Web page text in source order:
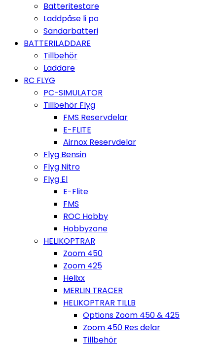
Batteritestare
Laddpåse li po
Sändarbatteri
BATTERILADDARE
Tillbehör
Laddare
RC FLYG
PC-SIMULATOR
Tillbehör Flyg
FMS Reservdelar
E-FLITE
Airnox Reservdelar
Flyg Bensin
Flyg Nitro
Flyg El
E-Flite
FMS
ROC Hobby
Hobbyzone
HELIKOPTRAR
Zoom 450
Zoom 425
Helixx
MERLIN TRACER
HELIKOPTRAR TILLB
Options Zoom 450 & 425
Zoom 450 Res delar
Tillbehör